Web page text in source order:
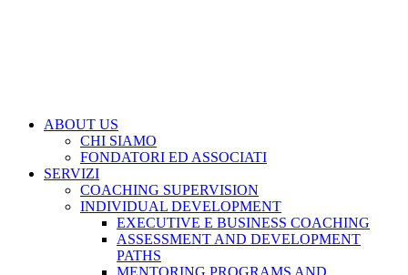
ABOUT US
CHI SIAMO
FONDATORI ED ASSOCIATI
SERVIZI
COACHING SUPERVISION
INDIVIDUAL DEVELOPMENT
EXECUTIVE E BUSINESS COACHING
ASSESSMENT AND DEVELOPMENT
PATHS
MENTORING PROGRAMS AND